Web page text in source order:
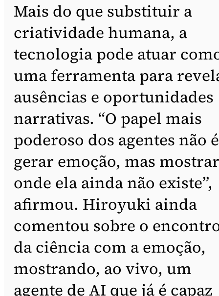
Mais do que substituir a
criatividade humana, a
tecnologia pode atuar
uma ferramenta para
ausências e oportunidades
narrativas. “O papel mais
poderoso dos agentes não é
gerar emoção, mas mostrar
onde ela ainda não existe”,
afirmou. Hiroyuki ainda
comentou sobre o
da ciência com a emoção,
mostrando, ao vivo, um
agente de AI que já é capaz